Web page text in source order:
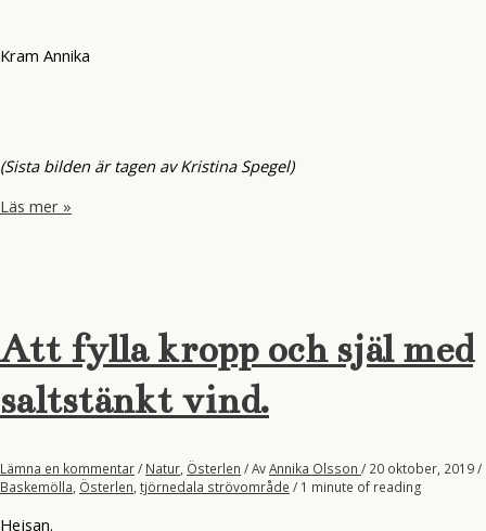
Kram Annika
(Sista bilden är tagen av Kristina Spegel)
Mottagare
Läs mer »
Att fylla kropp och själ med
saltstänkt vind.
Lämna en kommentar/ Natur, Österlen / AvAnnika Olsson / 20 oktober, 2019/
Baskemölla, Österlen, tjörnedala strövområde / 1 minute of reading
Hejsan.